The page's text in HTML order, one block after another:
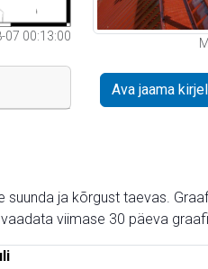
07 00:13:00
Ava jaama
ja kõrgust taevas.
viimase 30 päeva